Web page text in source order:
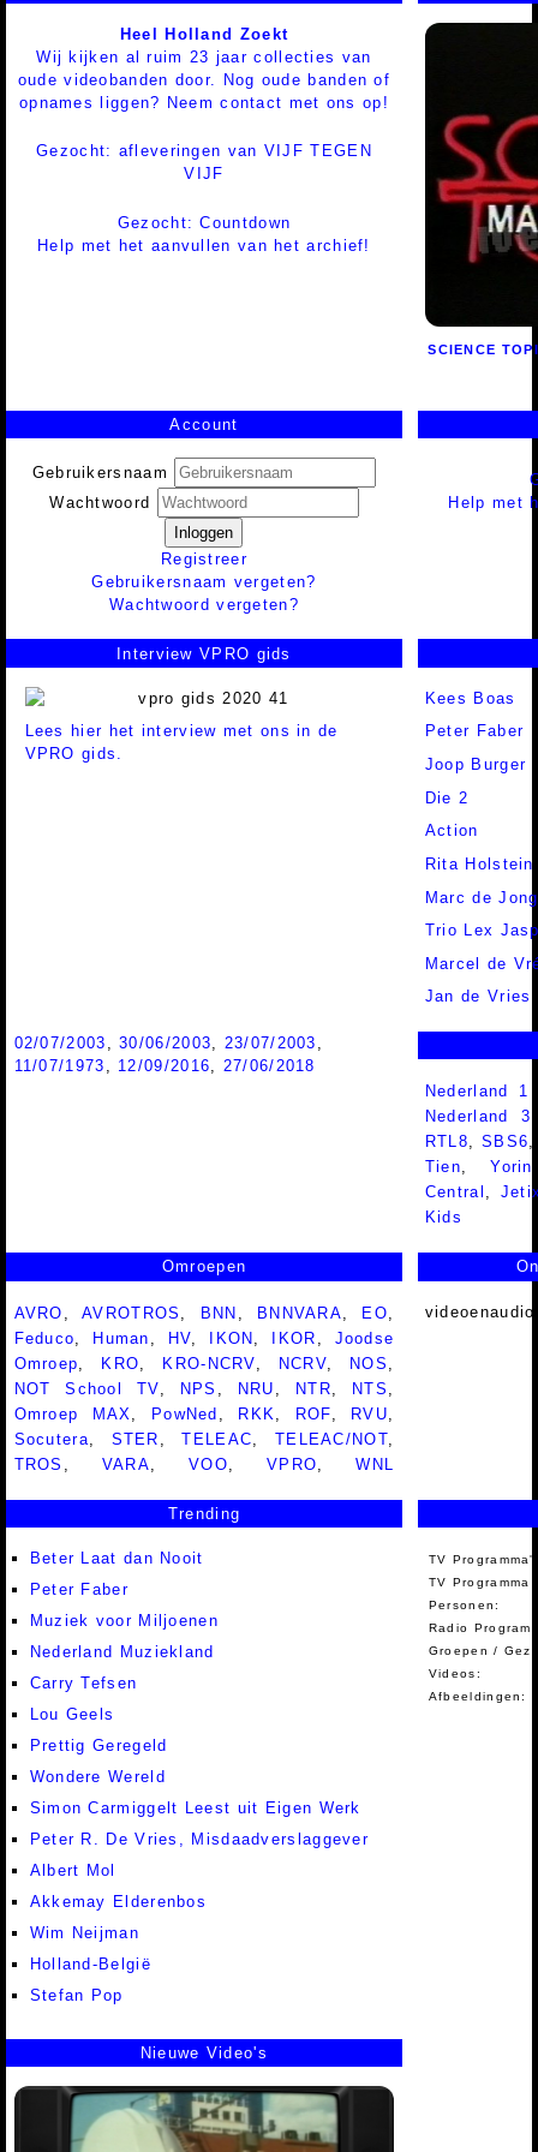
Heel Holland Zoekt
Wij kijken al ruim 23 jaar collecties van
oude videobanden door. Nog oude banden of
opnames liggen? Neem contact met ons op!
Gezocht: afleveringen van VIJF TEGEN
VIJF
Gezocht: Countdown
Help met het aanvullen van het archief!
SCIENCE
Account
Gebruikersnaam
Wachtwoord
Inloggen
Registreer
Gebruikersnaam vergeten?
Wachtwoord vergeten?
Help met
Interview VPRO gids
Lees hier het interview met ons in de
VPRO gids.
Kees Boas
Peter Faber
Joop Burger
Die 2
Action
Rita Holstein
Marc de Jong
Trio Lex
Marcel de
Jan de Vries
02/07/2003 ,30/06/2003 23/07/2003
11/07/1973
12/09/2016
27/06/2018
Nederland
Nederland
RTL8,SBS6
Tien,Yorin
Central ,
Kids
Omroepen
AVRO ,AVROTROS BNN BNNVARA EO
Feduco
Human HV IKON IKOR
Joodse
Omroep
KRO KRO-NCRV NCRV NOS
NOT School TV
NPS NRU NTR NTS
Omroep MAX
PowNed RKK ROF RVU
Socutera
STER ,TELEAC TELEAC/NOT
TROS
VARA ,VOO ,VPRO ,WNL
Trending
Beter Laat dan Nooit
Peter Faber
Muziek voor Miljoenen
Nederland Muziekland
Carry Tefsen
Lou Geels
Prettig Geregeld
Wondere Wereld
Simon Carmiggelt Leest uit Eigen Werk
Peter R. De Vries, Misdaadverslaggever
Albert Mol
Akkemay Elderenbos
Wim Neijman
Holland-België
Stefan Pop
TV
TV Programma
Personen:
Radio
Groepen /
Videos:
Afbeeldingen:
Nieuwe Video's